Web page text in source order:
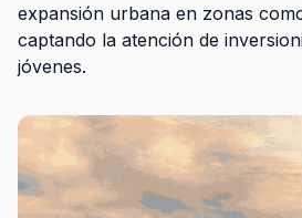
expansión urbana en zonas
captando la atención de
jóvenes.